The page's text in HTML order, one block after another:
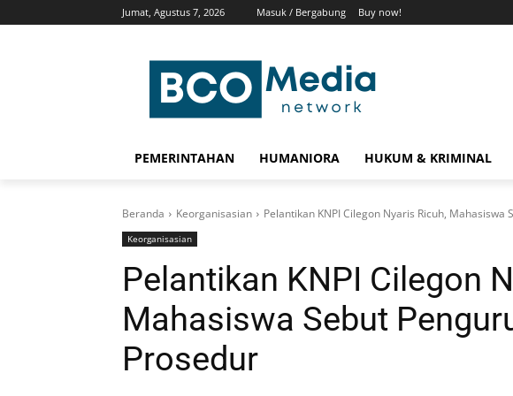
Jumat, Agustus 7, 2026 Masuk / Bergabung Buy now!
PEMERINTAHAN HUMANIORA HUKUM & KRIMINAL
Beranda Keorganisasian Pelantikan KNPI Cilegon Nyaris Ricuh, Mahasiswa
Keorganisasian
Pelantikan KNPI Cilegon
Mahasiswa Sebut
Prosedur